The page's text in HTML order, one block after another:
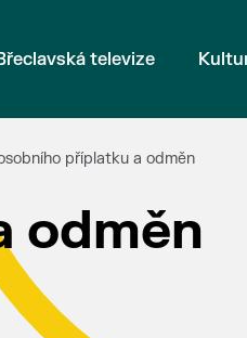
televize
příplatku a odměn
odměn